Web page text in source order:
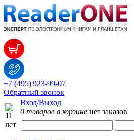
+7 (495) 923-99-07
Обратный звонок
Вход/Выход
0 товаров в корзине нет заказов